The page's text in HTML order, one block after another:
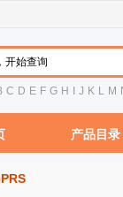
C D E F G H J K L M
产品目录